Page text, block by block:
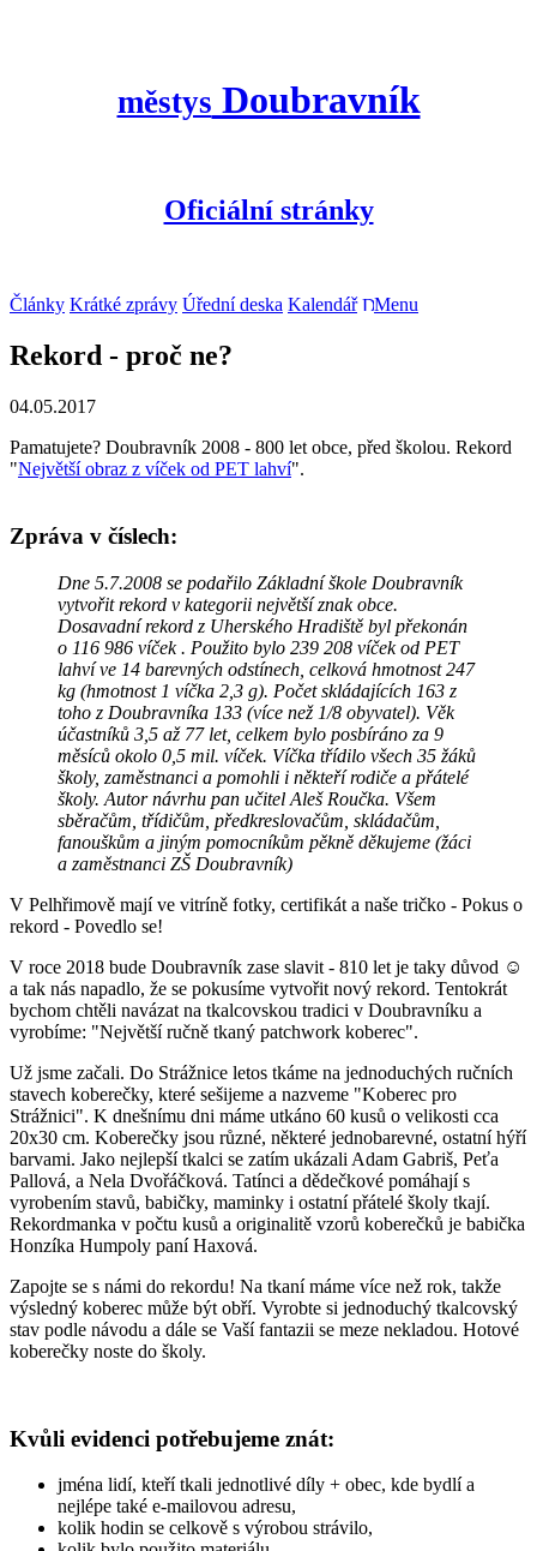
městys Doubravník
Oficiální stránky
Články Krátké zprávy Úřední deska Kalendář Menu
Rekord - proč ne?
04.05.2017
Pamatujete? Doubravník 2008 - 800 let obce, před školou. Rekord
"Největší obraz z víček od PET lahví".
Zpráva v číslech:
Dne 5.7.2008 se podařilo Základní škole Doubravník
vytvořit rekord v kategorii největší znak obce.
Dosavadní rekord z Uherského Hradiště byl překonán
o 116 986 víček . Použito bylo 239 208 víček od PET
lahví ve 14 barevných odstínech, celková hmotnost 247
kg (hmotnost 1 víčka 2,3 g). Počet skládajících 163 z
toho z Doubravníka 133 (více než 1/8 obyvatel). Věk
účastníků 3,5 až 77 let, celkem bylo posbíráno za 9
měsíců okolo 0,5 mil. víček. Víčka třídilo všech 35 žáků
školy, zaměstnanci a pomohli i někteří rodiče a přátelé
školy. Autor návrhu pan učitel Aleš Roučka. Všem
sběračům, třídičům, předkreslovačům, skládačům,
fanouškům a jiným pomocníkům pěkně děkujeme (žáci
a zaměstnanci ZŠ Doubravník)
V Pelhřimově mají ve vitríně fotky, certifikát a naše tričko - Pokus o
rekord - Povedlo se!
V roce 2018 bude Doubravník zase slavit - 810 let je taky důvod ☺
a tak nás napadlo, že se pokusíme vytvořit nový rekord. Tentokrát
bychom chtěli navázat na tkalcovskou tradici v Doubravníku a
vyrobíme: "Největší ručně tkaný patchwork koberec".
Už jsme začali. Do Strážnice letos tkáme na jednoduchých ručních
stavech koberečky, které sešijeme a nazveme "Koberec pro
Strážnici". K dnešnímu dni máme utkáno 60 kusů o velikosti cca
20x30 cm. Koberečky jsou různé, některé jednobarevné, ostatní hýří
barvami. Jako nejlepší tkalci se zatím ukázali Adam Gabriš, Peťa
Pallová, a Nela Dvořáčková. Tatínci a dědečkové pomáhají s
vyrobením stavů, babičky, maminky i ostatní přátelé školy tkají.
Rekordmanka v počtu kusů a originalitě vzorů koberečků je babička
Honzíka Humpoly paní Haxová.
Zapojte se s námi do rekordu! Na tkaní máme více než rok, takže
výsledný koberec může být obří. Vyrobte si jednoduchý tkalcovský
stav podle návodu a dále se Vaší fantazii se meze nekladou. Hotové
koberečky noste do školy.
Kvůli evidenci potřebujeme znát:
jména lidí, kteří tkali jednotlivé díly + obec, kde bydlí a
nejlépe také e-mailovou adresu,
kolik hodin se celkově s výrobou strávilo,